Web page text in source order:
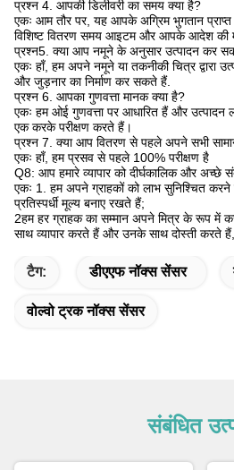
प्रश्न 4. आपकी डिलीवरी का समय क्या है?
एकः आम तौर पर, यह आपके अग्रिम भुगतान
विशिष्ट वितरण समय आइटम और आपके आदेश की
प्रश्न5. क्या आप नमूने के अनुसार उत्पादन कर
एकः हाँ, हम अपने नमूने या तकनीकी चित्र द्वारा
और जुड़नार का निर्माण कर सकते हैं.
प्रश्न 6. आपका गुणवत्ता मानक क्या है?
एकः हम ओई गुणवत्ता पर आधारित हैं और
एक करके परीक्षण करते हैं।
प्रश्न 7. क्या आप वितरण से पहले अपने सभी
एकः हाँ, हम प्रसव से पहले 100% परीक्षण है
Q8: आप हमारे व्यापार को दीर्घकालिक और अच्छे
एकः 1. हम अपने ग्राहकों को लाभ सुनिश्चित
प्रतिस्पर्धी मूल्य बनाए रखते हैं;
2हम हर ग्राहक का सम्मान अपने मित्र के रूप में
साथ व्यापार करते हैं और उनके साथ दोस्ती करते
टैग: डीएएफ नॉक्स सेंसर
वोल्वो ट्रक नॉक्स सेंसर
संबंधित